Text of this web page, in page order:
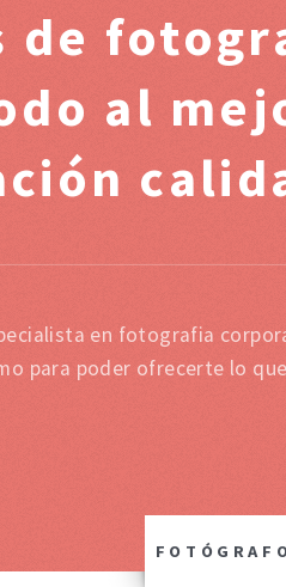
de
al
en fotografia
para poder ofrecerte lo